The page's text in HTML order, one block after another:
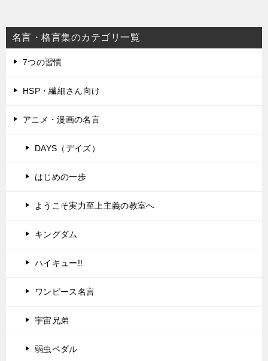
名言・格言集のカテゴリ一覧
7つの習慣
HSP・繊細さん向け
アニメ・漫画の名言
DAYS（デイズ）
はじめの一歩
ようこそ実力至上主義の教室へ
キングダム
ハイキュー!!
ワンピース名言
宇宙兄弟
弱虫ペダル